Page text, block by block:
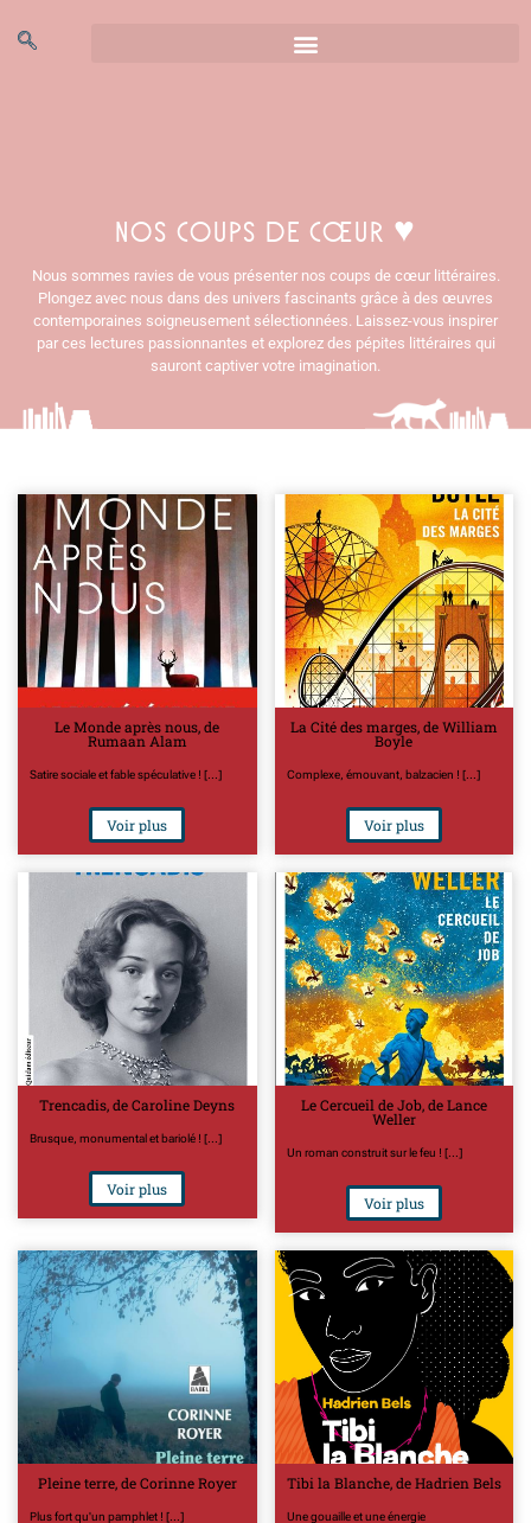
Nos coups de cœur ♥
Nous sommes ravies de vous présenter nos coups de cœur littéraires.
Plongez avec nous dans des univers fascinants grâce à des œuvres
contemporaines soigneusement sélectionnées. Laissez-vous inspirer
par ces lectures passionnantes et explorez des pépites littéraires qui
sauront captiver votre imagination.
Le Monde après nous, de
Rumaan Alam
Satire sociale et fable spéculative ! [...]
Voir plus
La Cité des marges, de William
Boyle
Complexe, émouvant, balzacien ! [...]
Voir plus
Trencadis, de Caroline Deyns
Brusque, monumental et bariolé ! [...]
Voir plus
Le Cercueil de Job, de Lance
Weller
Un roman construit sur le feu ! [...]
Voir plus
Pleine terre, de Corinne Royer
Plus fort qu'un pamphlet ! [...]
Tibi la Blanche, de Hadrien Bels
Une gouaille et une énergie